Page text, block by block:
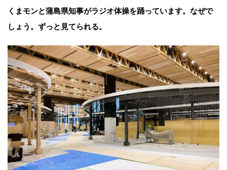
くまモンと蒲島県知事がラジオ体操を踊っています。なぜで
しょう。ずっと見てられる。